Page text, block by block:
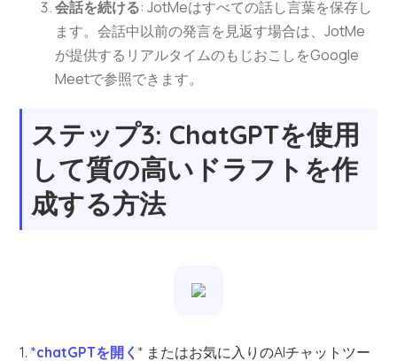
会話を続ける: JotMeはすべての話し言葉を保存し
ます。会話中以前の発言を見返す場合は、JotMe
が提供するリアルタイムのもじおこしをGoogle
Meetで参照できます。
ステップ3: ChatGPTを使用
して質の高いドラフトを作
成する方法
1. *chatGPTを開く* またはお気に入りのAIチャットツー